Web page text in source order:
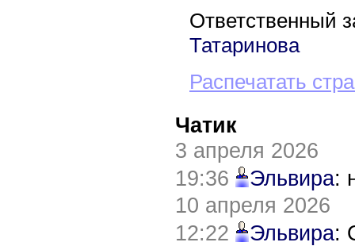
Ответственный
Татаринова
Распечатать
Чатик
3 апреля 2026
19:36
Эльвира:
10 апреля 2026
12:22
Эльвира: